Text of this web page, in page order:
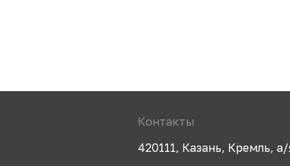
Контакты
420111, Казань, Кремль, а/